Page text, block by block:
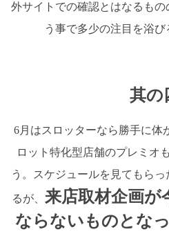
外サイトでの確認とはなるも
う事で多少の注目を浴び
其の
6月はスロッターなら勝手に体
ロット特化型店舗のプレミオ
う。スケジュールを見てもら
るが、 来店取材企画が
ならないものとなっ